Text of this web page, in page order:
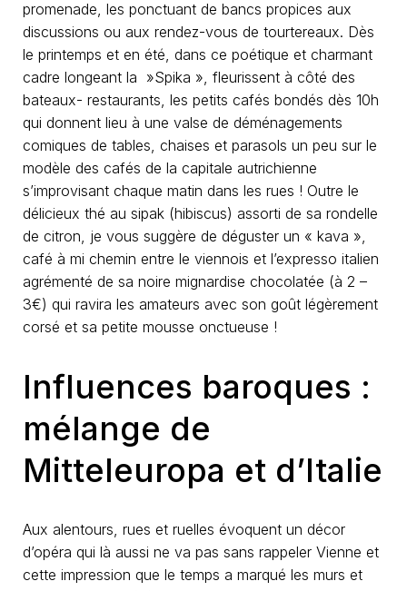
promenade, les ponctuant de bancs propices aux
discussions ou aux rendez-vous de tourtereaux. Dès
le printemps et en été, dans ce poétique et charmant
cadre longeant la »Spika », fleurissent à côté des
bateaux- restaurants, les petits cafés bondés dès 10h
qui donnent lieu à une valse de déménagements
comiques de tables, chaises et parasols un peu sur le
modèle des cafés de la capitale autrichienne
s’improvisant chaque matin dans les rues ! Outre le
délicieux thé au sipak (hibiscus) assorti de sa rondelle
de citron, je vous suggère de déguster un « kava »,
café à mi chemin entre le viennois et l’expresso italien
agrémenté de sa noire mignardise chocolatée (à 2 –
3€) qui ravira les amateurs avec son goût légèrement
corsé et sa petite mousse onctueuse !
Influences baroques :
mélange de
Mitteleuropa et d’Italie
Aux alentours, rues et ruelles évoquent un décor
d’opéra qui là aussi ne va pas sans rappeler Vienne et
cette impression que le temps a marqué les murs et